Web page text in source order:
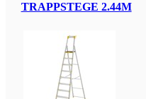
TRAPPSTEGE 2.44M